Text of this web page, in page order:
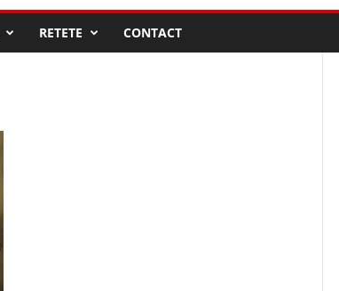
RETETE CONTACT